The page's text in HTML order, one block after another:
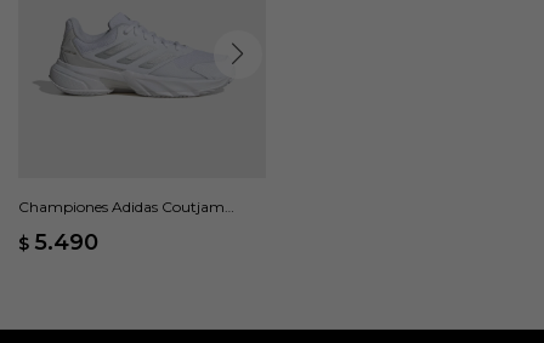
Championes Adidas Coutjam
$ 5.490